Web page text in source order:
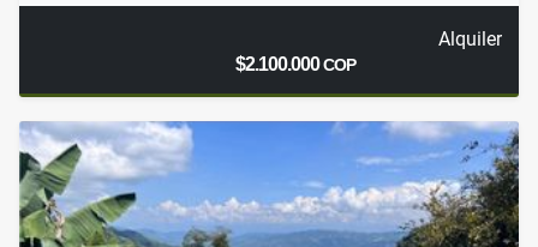
Alquiler
$2.100.000COP